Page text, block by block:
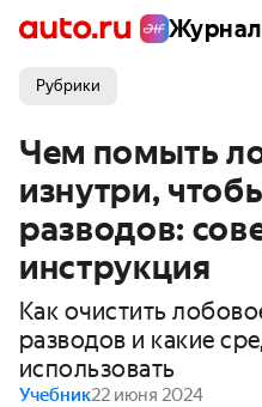
Журнал
Рубрики
Чем помыть
изнутри,
разводов:
инструкция
Как очистить
разводов и какие
использовать
Учебник22 июня 2024